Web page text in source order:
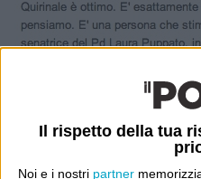
Il rispetto della tua
Noi e i nostri partner
Don’t feed the trolls